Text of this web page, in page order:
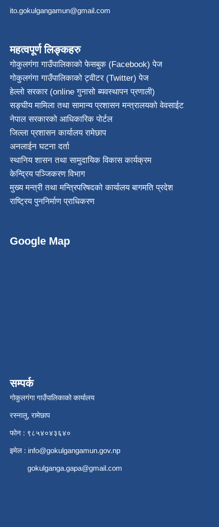
ito.gokulgangamun@gmail.com
महत्वपूर्ण लिङ्कहरु
गोकुलगंगा गाउँपालिकाको फेसबुक (Facebook) पेज
गोकुलगंगा गाउँपालिकाको ट्वीटर (Twitter) पेज
हेल्लो सरकार (online गुनासो ब्यवस्थापन प्रणाली)
सङ्घीय मामिला तथा सामान्य प्रशासन मन्त्रालयको वेवसाईट
नेपाल सरकारको आधिकारिक पोर्टल
जिल्ला प्रशासन कार्यालय रामेछाप
अनलाईन घटना दर्ता
स्थानिय शासन तथा सामुदायिक विकास कार्यक्रम
केन्द्रिय पञ्जिकरण विभाग
मुख्य मन्त्री तथा मन्त्रिपरिषदको कार्यालय बागमति प्रदेश
राष्ट्रिय पुननिर्माण प्राधिकरण
Google Map
सम्पर्क
गोकुलगंगा गाउँपालिकाको कार्यालय
रस्नालु, रामेछाप
फोन : ९८५४०४३६४०
इमेल : info@gokulgangamun.gov.np
gokulganga.gapa@gmail.com